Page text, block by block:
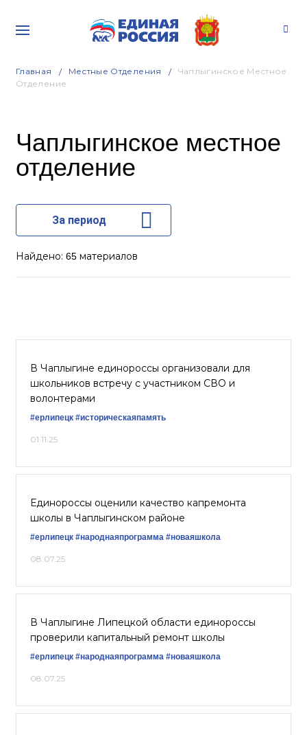
Главная Местные Отделения
Чаплыгинское Местное
Отделение
Чаплыгинское местное
отделение
За период
Найдено: 65 материалов
В Чаплыгине единороссы организовали для
школьников встречу с участником СВО и
волонтерами
#ерлипецк #историческаяпамять
01.11.25
Единороссы оценили качество капремонта
школы в Чаплыгинском районе
#ерлипецк #народнаяпрограмма #новаяшкола
08.07.25
В Чаплыгине Липецкой области единороссы
проверили капитальный ремонт школы
#ерлипецк #народнаяпрограмма #новаяшкола
08.07.25